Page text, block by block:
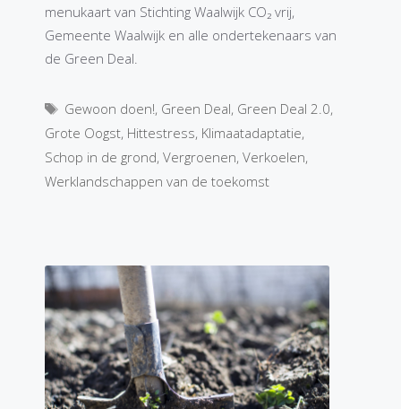
menukaart van Stichting Waalwijk CO₂ vrij,
Gemeente Waalwijk en alle ondertekenaars van
de Green Deal.
Tags
Gewoon doen!, Green Deal, Green Deal 2.0,
Grote Oogst, Hittestress, Klimaatadaptatie,
Schop in de grond, Vergroenen, Verkoelen,
Werklandschappen van de toekomst